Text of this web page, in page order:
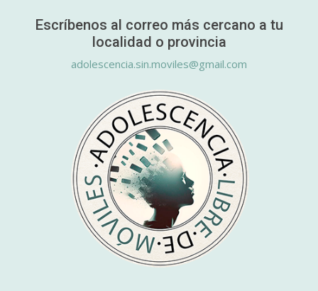
Escríbenos al correo más cercano a tu
localidad o provincia
adolescencia.sin.moviles@gmail.com